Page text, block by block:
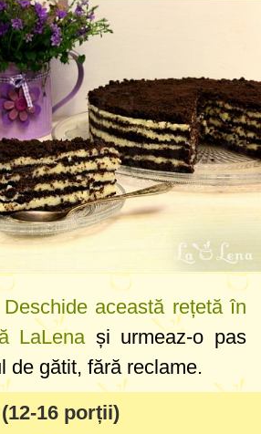
Deschide această rețetă în
LaLenași urmeaz-o pas
de gătit, fără reclame.
(12-16 porții)